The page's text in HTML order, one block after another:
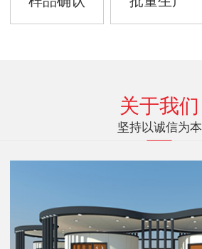
关于我们
坚持以诚信为本